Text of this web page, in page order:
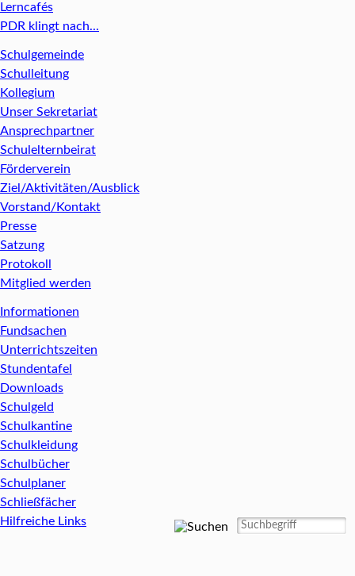
Lerncafés
PDR klingt nach...
Schulgemeinde
Schulleitung
Kollegium
Unser Sekretariat
Ansprechpartner
Schulelternbeirat
Förderverein
Ziel/Aktivitäten/Ausblick
Vorstand/Kontakt
Presse
Satzung
Protokoll
Mitglied werden
Informationen
Fundsachen
Unterrichtszeiten
Stundentafel
Downloads
Schulgeld
Schulkantine
Schulkleidung
Schulbücher
Schulplaner
Schließfächer
Hilfreiche Links